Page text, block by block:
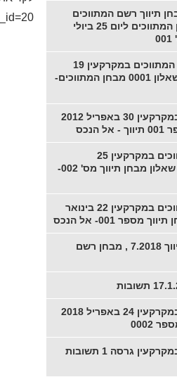
תיווך רשם המתווכים
במקרקעין, מבחן המתווכים ליום 25 ביולי
מבחן תיווך רשם המתווכים במקרקעין 19
בפברואר 2013 שאלון 0001 מבחן המתווכים-
רשם המתווכים במקרקעין 30 באפריל 2012
מבחן רשם המתווכים במקרקעין 25
באוקטובר 2011 שאלון מבחן תיווך מס' 002-
מבחן רשם המתווכים במקרקעין 22 בינואר
תשובות מבחן תיווך 7.2018 , מבחן רשם
רשם המתווכים במקרקעין 24 באפריל 2018
רשם המתווכים במקרקעין גרסה 1 תשובות